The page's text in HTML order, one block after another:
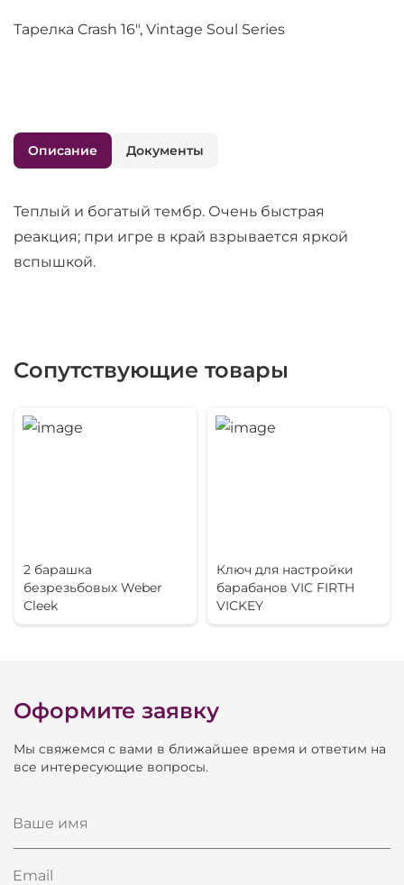
Тарелка Crash 16", Vintage Soul Series
Описание Документы
Теплый и богатый тембр. Очень быстрая
реакция; при игре в край взрывается яркой
вспышкой.
Сопутствующие товары
2 барашка
безрезьбовых Weber
Cleek
Ключ для настройки
барабанов VIC FIRTH
VICKEY
Оформите заявку
Мы свяжемся с вами в ближайшее время и ответим на
все интересующие вопросы.
Ваше имя
Email